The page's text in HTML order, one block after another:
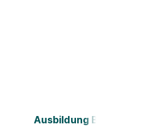
Ausbildung Bielefeld